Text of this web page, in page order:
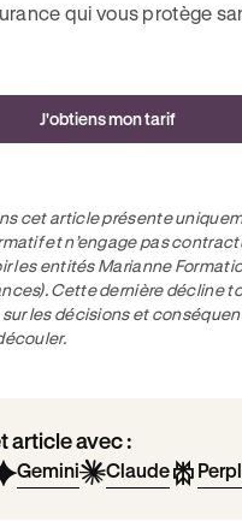
qui vous protège
J'obtiens mon tarif
cet article présente
et n’engage pas
les entités Marianne
Cette dernière décline
les décisions et
article avec :
Gemini Claude